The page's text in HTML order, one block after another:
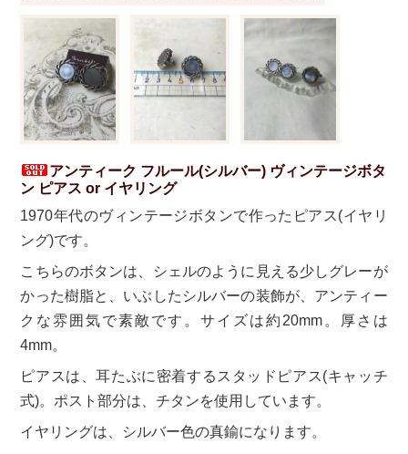
アンティーク フルール(シルバー) ヴィンテージボタ
ン ピアス or イヤリング
1970年代のヴィンテージボタンで作ったピアス(イヤリ
ング)です。
こちらのボタンは、シェルのように見える少しグレーが
かった樹脂と、いぶしたシルバーの装飾が、アンティー
クな雰囲気で素敵です。サイズは約20mm。厚さは
4mm。
ピアスは、耳たぶに密着するスタッドピアス(キャッチ
式)。ポスト部分は、チタンを使用しています。
イヤリングは、シルバー色の真鍮になります。